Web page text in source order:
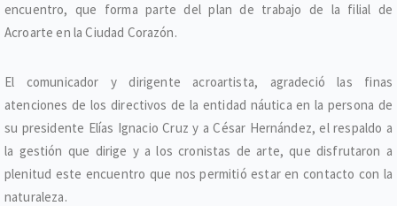
encuentro, que forma parte del plan de trabajo de la filial de
Acroarte en la Ciudad Corazón.
El comunicador y dirigente acroartista, agradeció las finas
atenciones de los directivos de la entidad náutica en la persona de
su presidente Elías Ignacio Cruz y a César Hernández, el respaldo a
la gestión que dirige y a los cronistas de arte, que disfrutaron a
plenitud este encuentro que nos permitió estar en contacto con la
naturaleza.